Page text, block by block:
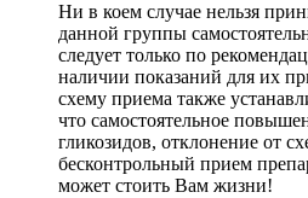
Ни в коем случае нельзя
данной группы
следует только по
наличии показаний для их
схему приема также
что самостоятельное
гликозидов, отклонение от
бесконтрольный прием
может стоить Вам жизни!